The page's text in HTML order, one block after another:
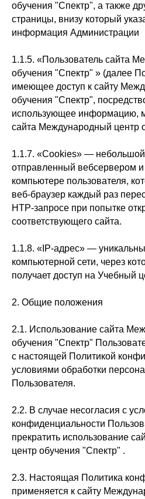
обучения "Спектр", а также
страницы, внизу который
информация Администрации
1.1.5. «Пользователь сайта
обучения "Спектр" » (далее
имеющее доступ к сайту
обучения "Спектр",
использующее информацию,
сайта Международный центр
1.1.7. «Cookies» —
отправленный вебсервером
компьютере пользователя,
веб-браузер каждый раз
HTP-запросе при попытке
соответствующего сайта.
1.1.8. «IP-адрес» —
компьютерной сети, через
получает доступ на Учебный
2. Общие положения
2.1. Использование сайта
обучения "Спектр"
с настоящей Политикой
условиями обработки
Пользователя.
2.2. В случае несогласия с
конфиденциальности
прекратить использование
центр обучения "Спектр" .
2.3. Настоящая Политика
применяется к сайту